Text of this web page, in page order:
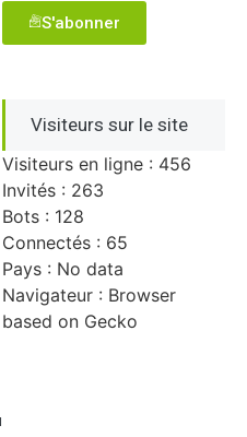
S'abonner
Visiteurs sur le site
Visiteurs en ligne : 456
Invités : 263
Bots : 128
Connectés : 65
Pays : No data
Navigateur : Browser
based on Gecko